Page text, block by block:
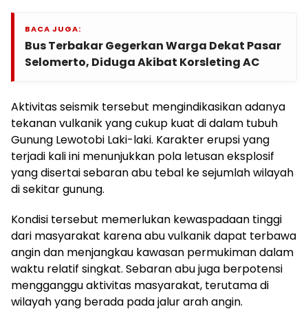
BACA JUGA:
Bus Terbakar Gegerkan Warga Dekat Pasar
Selomerto, Diduga Akibat Korsleting AC
Aktivitas seismik tersebut mengindikasikan adanya
tekanan vulkanik yang cukup kuat di dalam tubuh
Gunung Lewotobi Laki-laki. Karakter erupsi yang
terjadi kali ini menunjukkan pola letusan eksplosif
yang disertai sebaran abu tebal ke sejumlah wilayah
di sekitar gunung.
Kondisi tersebut memerlukan kewaspadaan tinggi
dari masyarakat karena abu vulkanik dapat terbawa
angin dan menjangkau kawasan permukiman dalam
waktu relatif singkat. Sebaran abu juga berpotensi
mengganggu aktivitas masyarakat, terutama di
wilayah yang berada pada jalur arah angin.